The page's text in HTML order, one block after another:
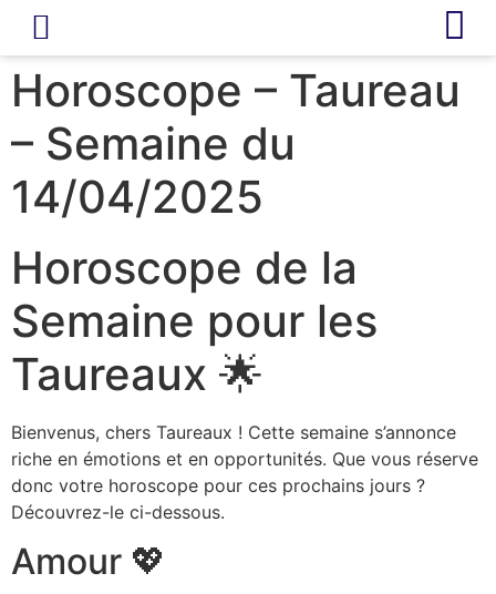
Horoscope – Taureau
– Semaine du
14/04/2025
Horoscope de la
Semaine pour les
Taureaux 🌟
Bienvenus, chers Taureaux ! Cette semaine s’annonce
riche en émotions et en opportunités. Que vous réserve
donc votre horoscope pour ces prochains jours ?
Découvrez-le ci-dessous.
Amour 💖